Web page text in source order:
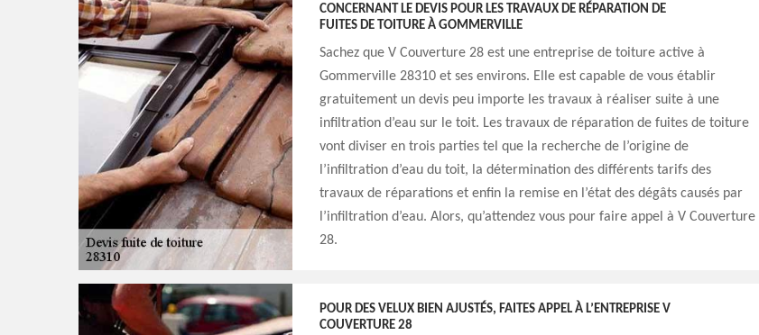
CONCERNANT LE DEVIS POUR LES TRAVAUX DE RÉPARATION DE
FUITES DE TOITURE À GOMMERVILLE
Sachez que V Couverture 28 est une entreprise de toiture active à
Gommerville 28310 et ses environs. Elle est capable de vous établir
gratuitement un devis peu importe les travaux à réaliser suite à une
infiltration d’eau sur le toit. Les travaux de réparation de fuites de toiture
vont diviser en trois parties tel que la recherche de l’origine de
l’infiltration d’eau du toit, la détermination des différents tarifs des
travaux de réparations et enfin la remise en l’état des dégâts causés par
l’infiltration d’eau. Alors, qu’attendez vous pour faire appel à V Couverture
28.
POUR DES VELUX BIEN AJUSTÉS, FAITES APPEL À L’ENTREPRISE V
COUVERTURE 28